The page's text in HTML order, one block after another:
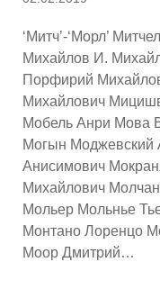
‘Митч’-‘Морл’
Михайлов И.
Порфирий
Михайлович
Мобель Анри Мова
Могын Моджевский
Анисимович
Михайлович
Мольер Мольнье
Монтано Лоренцо
Моор Дмитрий…